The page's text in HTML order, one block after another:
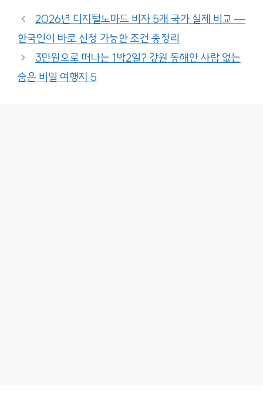
2026년 디지털노마드 비자 5개 국가 실제 비교 —
한국인이 바로 신청 가능한 조건 총정리
3만원으로 떠나는 1박2일? 강원 동해안 사람 없는
숨은 비밀 여행지 5